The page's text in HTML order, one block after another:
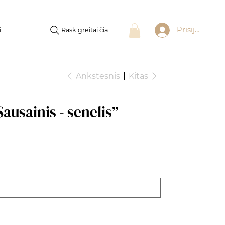
Rask greitai čia Prisijungti
Ankstesnis Kitas
- senelis”